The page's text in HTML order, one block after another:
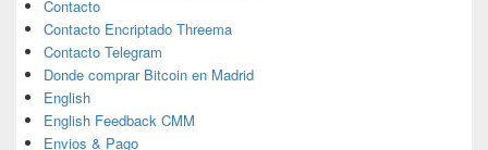
Contacto
Contacto Encriptado Threema
Contacto Telegram
Donde comprar Bitcoin en Madrid
English
English Feedback CMM
Envios & Pago